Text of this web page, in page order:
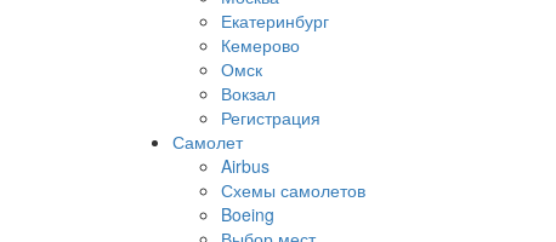
Екатеринбург
Кемерово
Омск
Вокзал
Регистрация
Самолет
Airbus
Схемы самолетов
Boeing